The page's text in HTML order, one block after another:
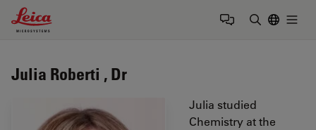
Leica Microsystems Logo
Julia Roberti , Dr
Julia studied
Chemistry at the